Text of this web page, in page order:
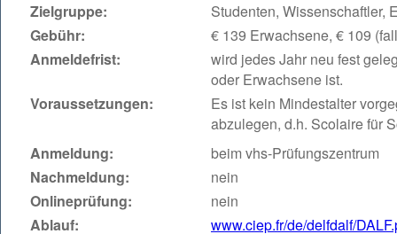
Zielgruppe:
Studenten, Wissenschaftler,
Gebühr:
€ 139 Erwachsene, € 109
Anmeldefrist:
wird jedes Jahr neu fest
oder Erwachsene ist.
Voraussetzungen:
Es ist kein Mindestalter
abzulegen, d.h. Scolaire für
Anmeldung:
beim vhs-Prüfungszentrum
Nachmeldung:
nein
Onlineprüfung:
nein
Ablauf:
www.ciep.fr/de/delfdalf/